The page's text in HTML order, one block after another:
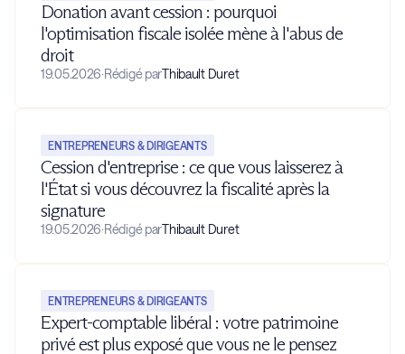
Donation avant cession : pourquoi
l'optimisation fiscale isolée mène à l'abus de
droit
19.05.2026·Rédigé parThibault Duret
ENTREPRENEURS & DIRIGEANTS
Cession d'entreprise : ce que vous laisserez à
l'État si vous découvrez la fiscalité après la
signature
19.05.2026·Rédigé parThibault Duret
ENTREPRENEURS & DIRIGEANTS
Expert-comptable libéral : votre patrimoine
privé est plus exposé que vous ne le pensez